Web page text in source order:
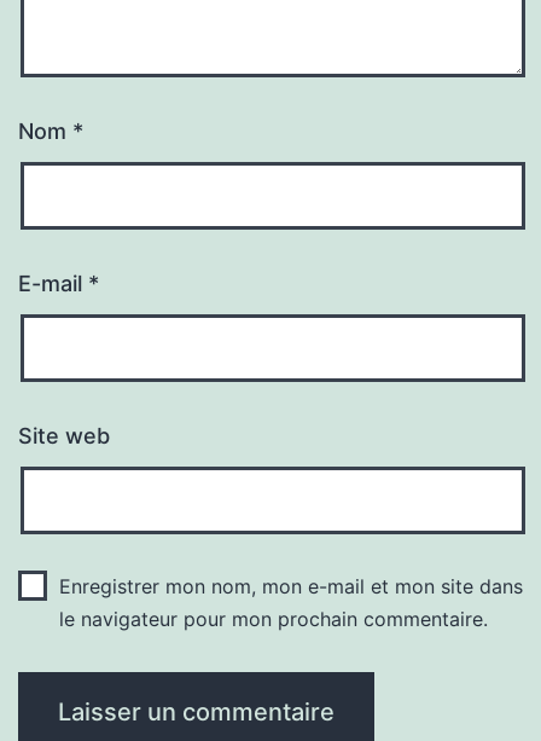
Nom *
E-mail *
Site web
Enregistrer mon nom, mon e-mail et mon site dans
le navigateur pour mon prochain commentaire.